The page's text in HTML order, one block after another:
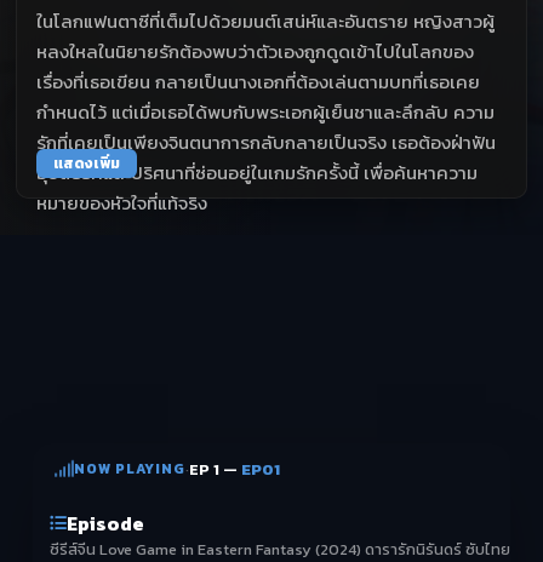
ในโลกแฟนตาซีที่เต็มไปด้วยมนต์เสน่ห์และอันตราย หญิงสาวผู้
หลงใหลในนิยายรักต้องพบว่าตัวเองถูกดูดเข้าไปในโลกของ
เรื่องที่เธอเขียน กลายเป็นนางเอกที่ต้องเล่นตามบทที่เธอเคย
กำหนดไว้ แต่เมื่อเธอได้พบกับพระเอกผู้เย็นชาและลึกลับ ความ
รักที่เคยเป็นเพียงจินตนาการกลับกลายเป็นจริง เธอต้องฝ่าฟัน
อุปสรรคและปริศนาที่ซ่อนอยู่ในเกมรักครั้งนี้ เพื่อค้นหาความ
หมายของหัวใจที่แท้จริง
แสดงเพิ่ม
NOW PLAYING·EP 1 — EP01
Episode
ซีรีส์จีน Love Game in Eastern Fantasy (2024) ดารารักนิรันดร์ ซับไทย ซับ